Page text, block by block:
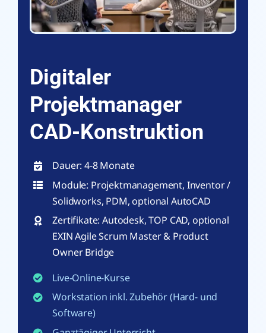
Digitaler
Projektmanager
CAD-Konstruktion
Dauer: 4-8 Monate
Module: Projektmanagement, Inventor /
Solidworks, PDM, optional AutoCAD
Zertifikate: Autodesk, TOP CAD, optional
EXIN Agile Scrum Master & Product
Owner Bridge
Live-Online-Kurse
Workstation inkl. Zubehör (Hard- und
Software)